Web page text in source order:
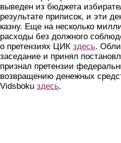
выведен из бюджета
результате приписок, и эти
казну. Еще на несколько
расходы без должного
о претензиях ЦИК здесь.
заседание и принял
признал претензии
возвращению денежных
Vidsboku здесь.